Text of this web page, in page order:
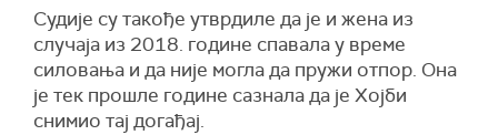
Судије су такође утврдиле да је и жена из
случаја из 2018. године спавала у време
силовања и да није могла да пружи отпор. Она
је тек прошле године сазнала да је Хојби
снимио тај догађај.